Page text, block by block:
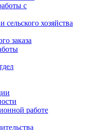
с
сельского хозяйства
заказа
работе